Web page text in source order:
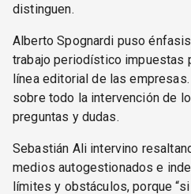
distinguen.
Alberto Spognardi puso
trabajo periodístico impuestas
línea editorial de las
sobre todo la intervención de
preguntas y dudas.
Sebastián Ali intervino
medios autogestionados e
límites y obstáculos, porque